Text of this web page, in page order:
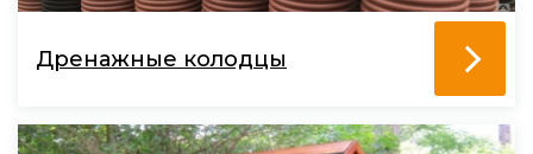
Дренажные колодцы